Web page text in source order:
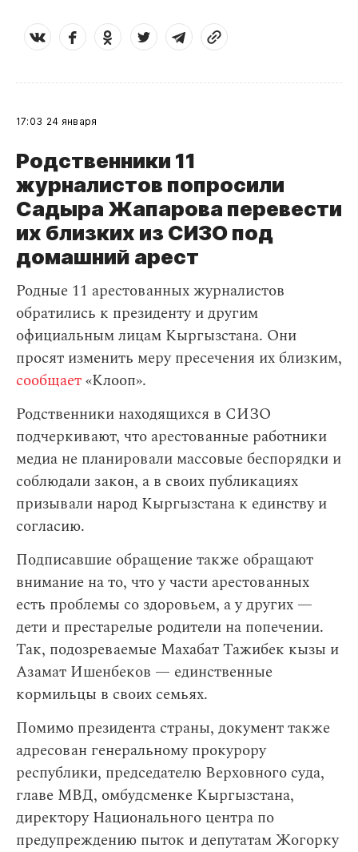
17:03 24 января
Родственники 11
журналистов попросили
Садыра Жапарова перевести
их близких из СИЗО под
домашний арест
Родные 11 арестованных журналистов
обратились к президенту и другим
официальным лицам Кыргызстана. Они
просят изменить меру пресечения их близким,
сообщает«Клооп».
Родственники находящихся в СИЗО
подчеркивают, что арестованные работники
медиа не планировали массовые беспорядки и
соблюдали закон, а в своих публикациях
призывали народ Кыргызстана к единству и
согласию.
Подписавшие обращение также обращают
внимание на то, что у части арестованных
есть проблемы со здоровьем, а у других —
дети и престарелые родители на попечении.
Так, подозреваемые Махабат Тажибек кызы и
Азамат Ишенбеков — единственные
кормильцы в своих семьях.
Помимо президента страны, документ также
адресован генеральному прокурору
республики, председателю Верховного суда,
главе МВД, омбудсменке Кыргызстана,
директору Национального центра по
предупреждению пыток и депутатамЖогорку